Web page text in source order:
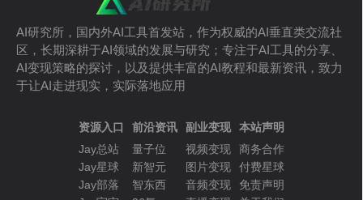
AI研究所，国内外AI工具首发站，作为权威的AI垂直类交流社
区，长期深耕于AI领域的发展与研究；专注于AI工具的分享、
AI变现策略的探讨，以及提供丰富的AI教程和最新资讯，致力
于让AI走进现实，实际落地应用
资源入口
Jay总站
Jay星球
Jay部落
前沿资讯
量子位
新智元
智东西
副业变现
视频变现
图片变现
音频变现
本站声明
商务合作
付费星球
免责声明